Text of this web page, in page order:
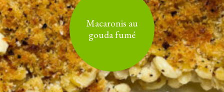
Macaronis au
gouda fumé